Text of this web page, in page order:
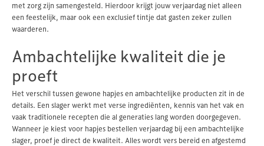
met zorg zijn samengesteld. Hierdoor krijgt jouw verjaardag niet alleen
een feestelijk, maar ook een exclusief tintje dat gasten zeker zullen
waarderen.
Ambachtelijke kwaliteit die je
proeft
Het verschil tussen gewone hapjes en ambachtelijke producten zit in de
details. Een slager werkt met verse ingrediënten, kennis van het vak en
vaak traditionele recepten die al generaties lang worden doorgegeven.
Wanneer je kiest voor hapjes bestellen verjaardag bij een ambachtelijke
slager, proef je direct de kwaliteit. Alles wordt vers bereid en afgestemd